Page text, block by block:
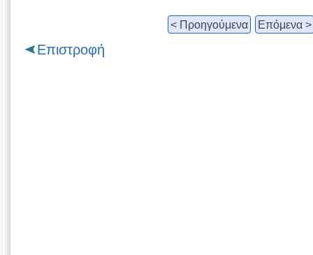
< Προηγούμενα Επόμενα >
Επιστροφή